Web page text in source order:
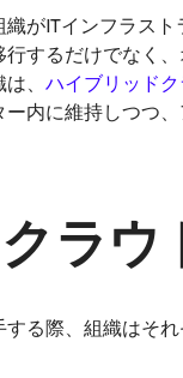
がITインフラス
するだけでなく
、 ハイブリッド
内に維持しつつ
ラ
る際、組織はそ